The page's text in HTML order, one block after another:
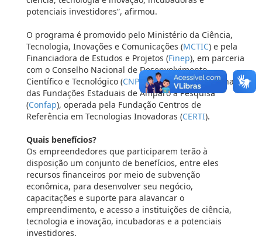
potenciais investidores”, afirmou.
O programa é promovido pelo Ministério da Ciência,
Tecnologia, Inovações e Comunicações (MCTIC) e pela
Financiadora de Estudos e Projetos (Finep), em parceria
com o Conselho Nacional de Desenvolvimento
Científico e Tecnológico (CNPq ) e o Conselho Nacional
das Fundações Estaduais de Amparo à Pesquisa
(Confap), operada pela Fundação Centros de
Referência em Tecnologias Inovadoras (CERTI).
Quais benefícios?
Os empreendedores que participarem terão à
disposição um conjunto de benefícios, entre eles
recursos financeiros por meio de subvenção
econômica, para desenvolver seu negócio,
capacitações e suporte para alavancar o
empreendimento, e acesso a instituições de ciência,
tecnologia e inovação, incubadoras e a potenciais
investidores.